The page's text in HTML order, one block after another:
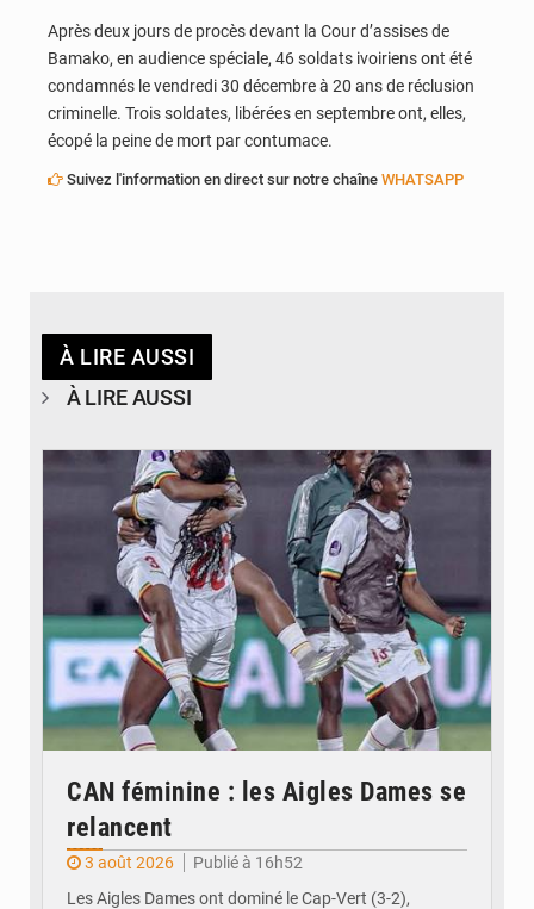
Après deux jours de procès devant la Cour d’assises de
Bamako, en audience spéciale, 46 soldats ivoiriens ont été
condamnés le vendredi 30 décembre à 20 ans de réclusion
criminelle. Trois soldates, libérées en septembre ont, elles,
écopé la peine de mort par contumace.
Suivez l'information en direct sur notre chaîne WHATSAPP
À LIRE AUSSI
À LIRE AUSSI
© FEMAFOOT
CAN féminine : les Aigles Dames se
relancent
3 août 2026
Publié à 16h52
Les Aigles Dames ont dominé le Cap-Vert (3-2),